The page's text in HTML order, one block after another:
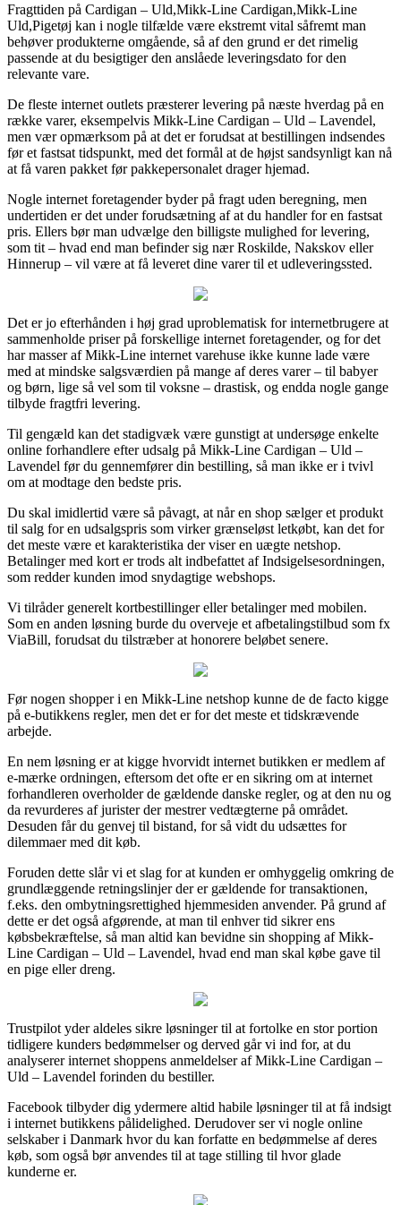
Fragttiden på Cardigan – Uld,Mikk-Line Cardigan,Mikk-Line
Uld,Pigetøj kan i nogle tilfælde være ekstremt vital såfremt man
behøver produkterne omgående, så af den grund er det rimelig
passende at du besigtiger den anslåede leveringsdato for den
relevante vare.
De fleste internet outlets præsterer levering på næste hverdag på en
række varer, eksempelvis Mikk-Line Cardigan – Uld – Lavendel,
men vær opmærksom på at det er forudsat at bestillingen indsendes
før et fastsat tidspunkt, med det formål at de højst sandsynligt kan nå
at få varen pakket før pakkepersonalet drager hjemad.
Nogle internet foretagender byder på fragt uden beregning, men
undertiden er det under forudsætning af at du handler for en fastsat
pris. Ellers bør man udvælge den billigste mulighed for levering,
som tit – hvad end man befinder sig nær Roskilde, Nakskov eller
Hinnerup – vil være at få leveret dine varer til et udleveringssted.
Det er jo efterhånden i høj grad uproblematisk for internetbrugere at
sammenholde priser på forskellige internet foretagender, og for det
har masser af Mikk-Line internet varehuse ikke kunne lade være
med at mindske salgsværdien på mange af deres varer – til babyer
og børn, lige så vel som til voksne – drastisk, og endda nogle gange
tilbyde fragtfri levering.
Til gengæld kan det stadigvæk være gunstigt at undersøge enkelte
online forhandlere efter udsalg på Mikk-Line Cardigan – Uld –
Lavendel før du gennemfører din bestilling, så man ikke er i tvivl
om at modtage den bedste pris.
Du skal imidlertid være så påvagt, at når en shop sælger et produkt
til salg for en udsalgspris som virker grænseløst letkøbt, kan det for
det meste være et karakteristika der viser en uægte netshop.
Betalinger med kort er trods alt indbefattet af Indsigelsesordningen,
som redder kunden imod snydagtige webshops.
Vi tilråder generelt kortbestillinger eller betalinger med mobilen.
Som en anden løsning burde du overveje et afbetalingstilbud som fx
ViaBill, forudsat du tilstræber at honorere beløbet senere.
Før nogen shopper i en Mikk-Line netshop kunne de de facto kigge
på e-butikkens regler, men det er for det meste et tidskrævende
arbejde.
En nem løsning er at kigge hvorvidt internet butikken er medlem af
e-mærke ordningen, eftersom det ofte er en sikring om at internet
forhandleren overholder de gældende danske regler, og at den nu og
da revurderes af jurister der mestrer vedtægterne på området.
Desuden får du genvej til bistand, for så vidt du udsættes for
dilemmaer med dit køb.
Foruden dette slår vi et slag for at kunden er omhyggelig omkring de
grundlæggende retningslinjer der er gældende for transaktionen,
f.eks. den ombytningsrettighed hjemmesiden anvender. På grund af
dette er det også afgørende, at man til enhver tid sikrer ens
købsbekræftelse, så man altid kan bevidne sin shopping af Mikk-
Line Cardigan – Uld – Lavendel, hvad end man skal købe gave til
en pige eller dreng.
Trustpilot yder aldeles sikre løsninger til at fortolke en stor portion
tidligere kunders bedømmelser og derved går vi ind for, at du
analyserer internet shoppens anmeldelser af Mikk-Line Cardigan –
Uld – Lavendel forinden du bestiller.
Facebook tilbyder dig ydermere altid habile løsninger til at få indsigt
i internet butikkens pålidelighed. Derudover ser vi nogle online
selskaber i Danmark hvor du kan forfatte en bedømmelse af deres
køb, som også bør anvendes til at tage stilling til hvor glade
kunderne er.